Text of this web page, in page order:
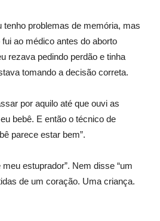
problemas de memória, mas
ao médico antes do aborto
rezava pedindo perdão e tinha
tomando a decisão correta.
por aquilo até que ouvi as
bebê. E então o técnico de
parece estar bem”.
estuprador”. Nem disse “um
de um coração. Uma criança.